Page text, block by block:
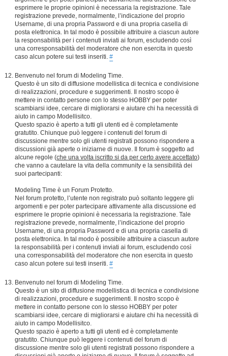
esprimere le proprie opinioni è necessaria la registrazione. Tale
registrazione prevede, normalmente, l’indicazione del proprio
Username, di una propria Password e di una propria casella di
posta elettronica. In tal modo è possibile attribuire a ciascun autore
la responsabilità per i contenuti inviati ai forum, escludendo così
una corresponsabilità del moderatore che non esercita in questo
caso alcun potere sui testi inseriti. #
Benvenuto nel forum di Modeling Time.
Questo è un sito di diffusione modellistica di tecnica e condivisione
di realizzazioni, procedure e suggerimenti. Il nostro scopo è
mettere in contatto persone con lo stesso HOBBY per poter
scambiarsi idee, cercare di migliorarsi e aiutare chi ha necessità di
aiuto in campo Modellisitco.
Questo spazio è aperto a tutti gli utenti ed è completamente
gratutito. Chiunque può leggere i contenuti del forum di
discussione mentre solo gli utenti registrati possono rispondere a
discussioni già aperte o iniziarne di nuove. Il forum è soggetto ad
alcune regole (che una volta iscritto si da per certo avere accettato)
che vanno a cautelare la vita della community e la sensibilità dei
suoi partecipanti:
Modeling Time è un Forum Protetto.
Nel forum protetto, l’utente non registrato può soltanto leggere gli
argomenti e per poter partecipare attivamente alla discussione ed
esprimere le proprie opinioni è necessaria la registrazione. Tale
registrazione prevede, normalmente, l’indicazione del proprio
Username, di una propria Password e di una propria casella di
posta elettronica. In tal modo è possibile attribuire a ciascun autore
la responsabilità per i contenuti inviati ai forum, escludendo così
una corresponsabilità del moderatore che non esercita in questo
caso alcun potere sui testi inseriti. #
Benvenuto nel forum di Modeling Time.
Questo è un sito di diffusione modellistica di tecnica e condivisione
di realizzazioni, procedure e suggerimenti. Il nostro scopo è
mettere in contatto persone con lo stesso HOBBY per poter
scambiarsi idee, cercare di migliorarsi e aiutare chi ha necessità di
aiuto in campo Modellisitco.
Questo spazio è aperto a tutti gli utenti ed è completamente
gratutito. Chiunque può leggere i contenuti del forum di
discussione mentre solo gli utenti registrati possono rispondere a